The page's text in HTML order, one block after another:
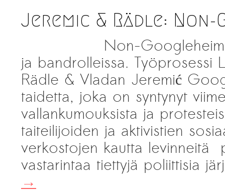
Jeremic & Rädle: Non-
Non-
ja bandrolleissa. Työprosessi
Rädle & Vladan Jeremić
taidetta, joka on syntynyt
vallankumouksista ja
taiteilijoiden ja aktivistien
verkostojen kautta levinneitä
vastarintaa tiettyjä poliittisia
→